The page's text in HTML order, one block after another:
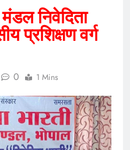
मंडल निवेदिता
प्रशिक्षण वर्ग
0 1 Mins